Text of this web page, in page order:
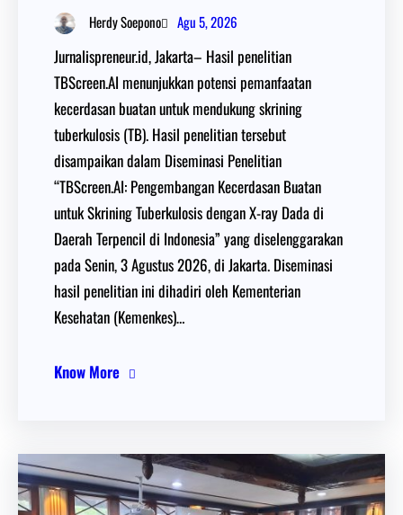
Herdy Soepono Agu 5, 2026
Jurnalispreneur.id, Jakarta– Hasil penelitian
TBScreen.AI menunjukkan potensi pemanfaatan
kecerdasan buatan untuk mendukung skrining
tuberkulosis (TB). Hasil penelitian tersebut
disampaikan dalam Diseminasi Penelitian
“TBScreen.AI: Pengembangan Kecerdasan Buatan
untuk Skrining Tuberkulosis dengan X-ray Dada di
Daerah Terpencil di Indonesia” yang diselenggarakan
pada Senin, 3 Agustus 2026, di Jakarta. Diseminasi
hasil penelitian ini dihadiri oleh Kementerian
Kesehatan (Kemenkes)…
Know More